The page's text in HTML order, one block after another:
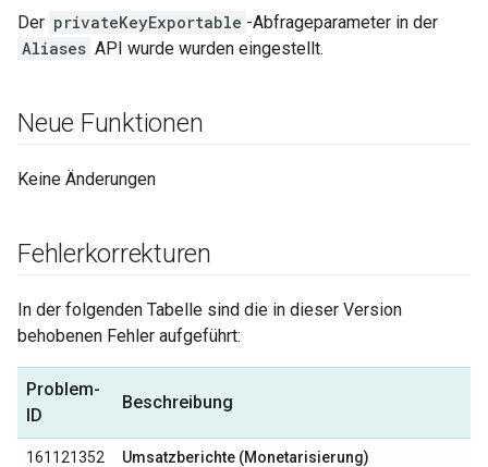
Der privateKeyExportable -Abfrageparameter in der
Aliases API wurde wurden eingestellt.
Neue Funktionen
Keine Änderungen
Fehlerkorrekturen
In der folgenden Tabelle sind die in dieser Version
behobenen Fehler aufgeführt:
Problem-
ID
Beschreibung
161121352 Umsatzberichte (Monetarisierung)